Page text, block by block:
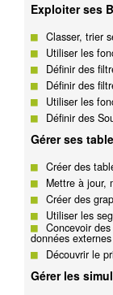
Exploiter ses
Classer, trier
Utiliser les
Définir des
Définir des
Utiliser les
Définir des
Gérer ses
Créer des
Mettre à jour,
Créer des
Utiliser les
Concevoir
données externes
Découvrir le
Gérer les